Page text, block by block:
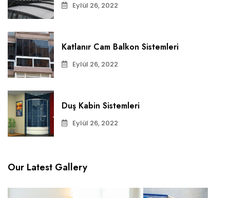
Eylül 26, 2022
Katlanır Cam Balkon Sistemleri
Eylül 26, 2022
Duş Kabin Sistemleri
Eylül 26, 2022
Our Latest Gallery